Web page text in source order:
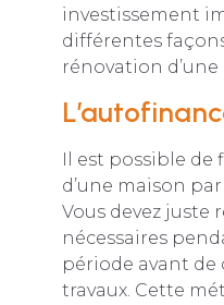
investissement
différentes
rénovation d’une
Il est possible
d’une maison
Vous devez juste
nécessaires
période avant de
travaux. Cette